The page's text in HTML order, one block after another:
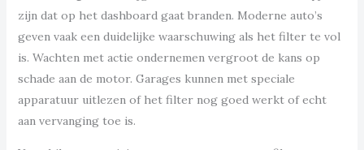
zijn dat op het dashboard gaat branden. Moderne auto’s
geven vaak een duidelijke waarschuwing als het filter te vol
is. Wachten met actie ondernemen vergroot de kans op
schade aan de motor. Garages kunnen met speciale
apparatuur uitlezen of het filter nog goed werkt of echt
aan vervanging toe is.